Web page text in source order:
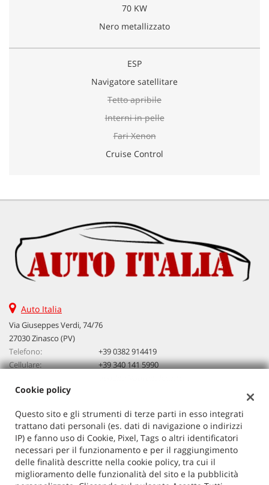
70 KW
Nero metallizzato
ESP
Navigatore satellitare
Tetto apribile
Interni in pelle
Fari Xenon
Cruise Control
Auto Italia
Via Giuseppes Verdi, 74/76
27030 Zinasco (PV)
Telefono:
+39 0382 914419
Cellulare:
+39 340 141 5990
Dati fiscali:
Auto Italia
VIA G. VERDI 74/76, ZINASCO
C.F/P.IVA:02603520186
Registro delle imprese:PV
Cookie policy
Questo sito e gli strumenti di terze parti in esso integrati
trattano dati personali (es. dati di navigazione o indirizzi
IP) e fanno uso di Cookie, Pixel, Tags o altri identificatori
necessari per il funzionamento e per il raggiungimento
delle finalità descritte nella cookie policy, tra cui il
miglioramento delle funzionalità del sito e la pubblicità